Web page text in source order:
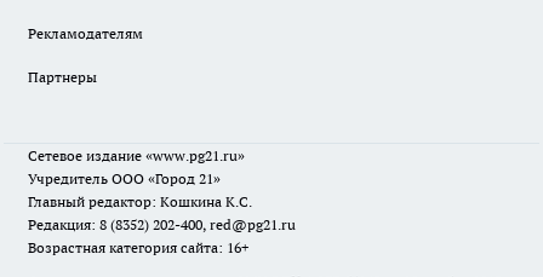
Рекламодателям
Партнеры
Сетевое издание «www.pg21.ru»
Учредитель ООО «Город 21»
Главный редактор: Кошкина К.С.
Редакция: 8 (8352) 202-400, red@pg21.ru
Возрастная категория сайта: 16+